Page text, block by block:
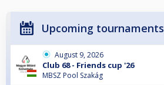
Upcoming tournaments
August 9, 2026
Club 68 - Friends cup '26
MBSZ Pool Szakág